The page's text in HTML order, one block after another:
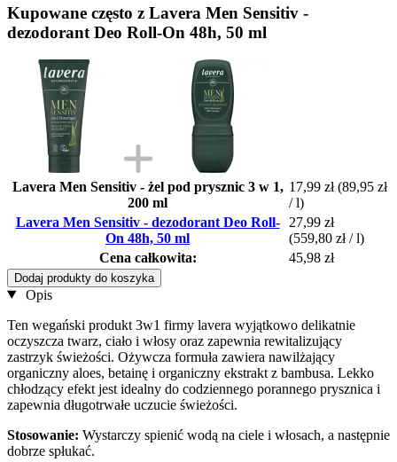
Kupowane często z Lavera Men Sensitiv -
dezodorant Deo Roll-On 48h, 50 ml
Lavera Men Sensitiv - żel pod prysznic 3 w 1,
200 ml
17,99 zł (89,95 zł
/ l)
Lavera Men Sensitiv - dezodorant Deo Roll-
On 48h, 50 ml
27,99 zł
(559,80 zł / l)
Cena całkowita:
45,98 zł
Dodaj produkty do koszyka
Opis
Ten wegański produkt 3w1 firmy lavera wyjątkowo delikatnie
oczyszcza twarz, ciało i włosy oraz zapewnia rewitalizujący
zastrzyk świeżości. Ożywcza formuła zawiera nawilżający
organiczny aloes, betainę i organiczny ekstrakt z bambusa. Lekko
chłodzący efekt jest idealny do codziennego porannego prysznica i
zapewnia długotrwałe uczucie świeżości.
Stosowanie: Wystarczy spienić wodą na ciele i włosach, a następnie
dobrze spłukać.